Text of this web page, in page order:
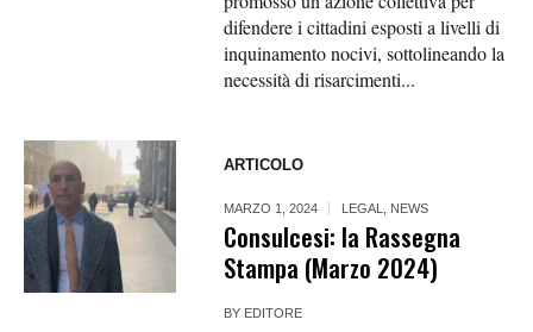
difendere i cittadini esposti a livelli di
inquinamento nocivi, sottolineando la
necessità di risarcimenti...
ARTICOLO
MARZO 1, 2024 LEGAL NEWS
Consulcesi: la Rassegna
Stampa (Marzo 2024)
BY EDITORE